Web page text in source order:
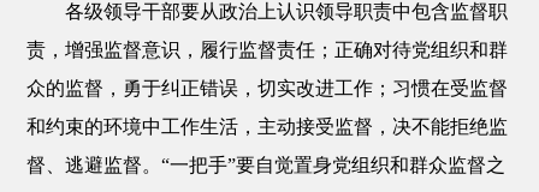
各级领导干部要从政治上认识领导职责中包含监督职
责，增强监督意识，履行监督责任；正确对待党组织和群
众的监督，勇于纠正错误，切实改进工作；习惯在受监督
和约束的环境中工作生活，主动接受监督，决不能拒绝监
督、逃避监督。“一把手”要自觉置身党组织和群众监督之